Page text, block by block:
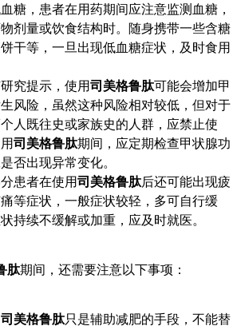
糖，患者在用药期间应注意监测血糖，
剂量或饮食结构时。随身携带一些含糖
干等，一旦出现低血糖症状，及时食用
研究提示，使用司美格鲁肽可能会增加甲
风险，虽然这种风险相对较低，但对于
人既往史或家族史的人群，应禁止使
司美格鲁肽期间，应定期检查甲状腺功
否出现异常变化。
分患者在使用司美格鲁肽后还可能出现疲
等症状，一般症状较轻，多可自行缓
持续不缓解或加重，应及时就医。
肽期间，还需要注意以下事项：
司美格鲁肽只是辅助减肥的手段，不能替